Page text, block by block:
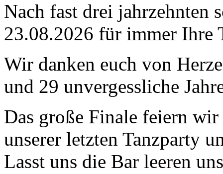
Nach fast drei jahrzehnten
23.08.2026 für immer Ihre
Wir danken euch von
und 29 unvergessliche
Das große Finale feiern
unserer letzten Tanzparty
Lasst uns die Bar leeren